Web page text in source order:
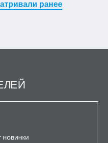
ранее
новинки